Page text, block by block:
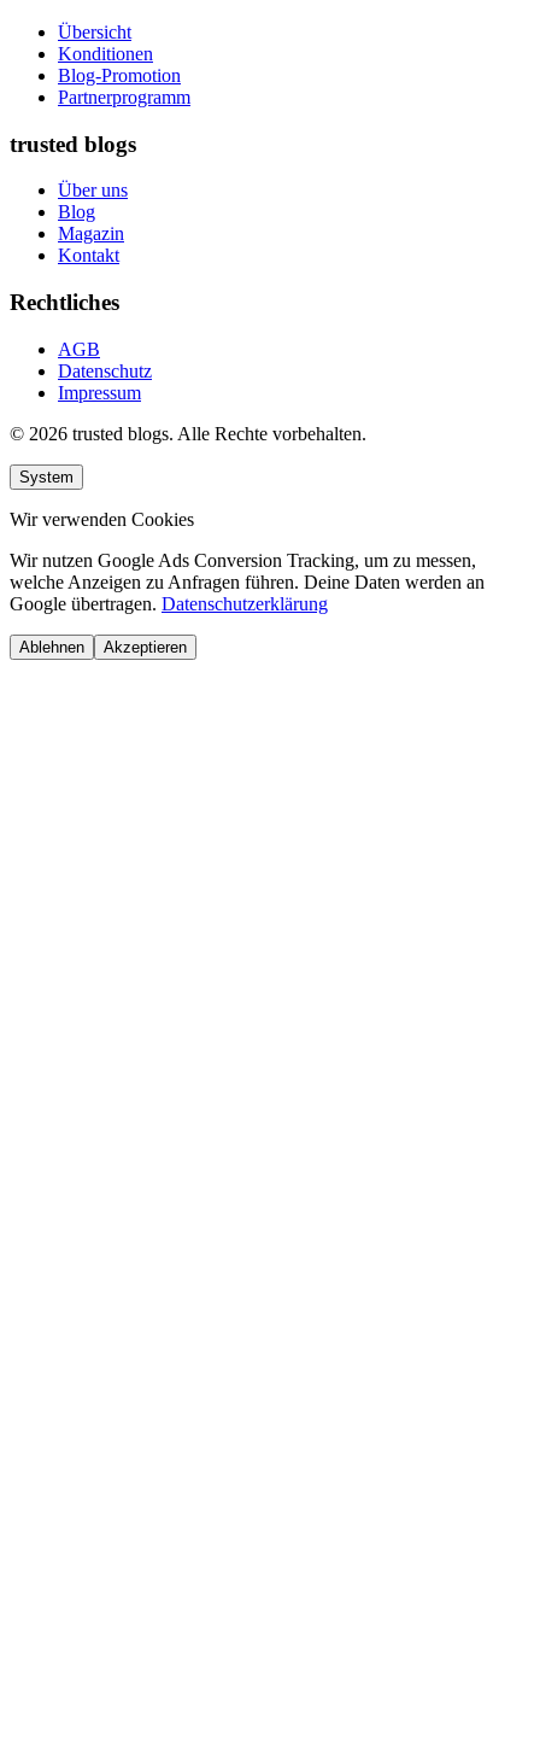
Übersicht
Konditionen
Blog-Promotion
Partnerprogramm
trusted blogs
Über uns
Blog
Magazin
Kontakt
Rechtliches
AGB
Datenschutz
Impressum
© 2026 trusted blogs. Alle Rechte vorbehalten.
System
Wir verwenden Cookies
Wir nutzen Google Ads Conversion Tracking, um zu messen,
welche Anzeigen zu Anfragen führen. Deine Daten werden an
Google übertragen. Datenschutzerklärung
Ablehnen Akzeptieren